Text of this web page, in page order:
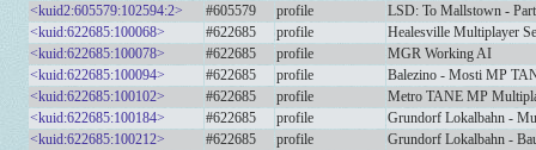
<kuid2:605579:102594:2>
#605579 profile
LSD: To Mallstown -
<kuid:622685:100068>
#622685 profile
Healesville Multiplayer
<kuid:622685:100078>
#622685 profile
MGR Working AI
<kuid:622685:100094>
#622685 profile
Balezino - Mosti MP
<kuid:622685:100102>
#622685 profile
Metro TANE MP
<kuid:622685:100184>
#622685 profile
Grundorf Lokalbahn -
<kuid:622685:100212>
#622685 profile
Grundorf Lokalbahn -